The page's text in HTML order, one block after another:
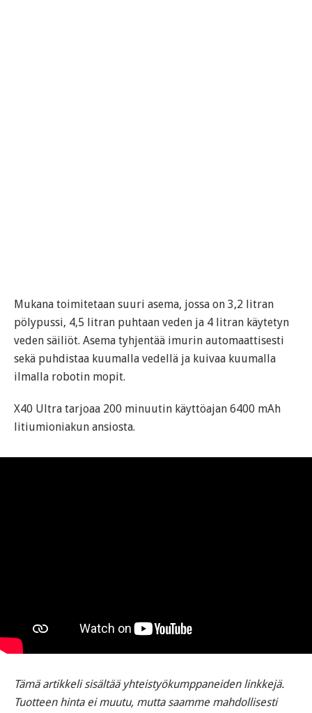
Mukana toimitetaan suuri asema, jossa on 3,2 litran
pölypussi, 4,5 litran puhtaan veden ja 4 litran käytetyn
veden säiliöt. Asema tyhjentää imurin automaattisesti
sekä puhdistaa kuumalla vedellä ja kuivaa kuumalla
ilmalla robotin mopit.
X40 Ultra tarjoaa 200 minuutin käyttöajan 6400 mAh
litiumioniakun ansiosta.
Tämä artikkeli sisältää yhteistyökumppaneiden linkkejä.
Tuotteen hinta ei muutu, mutta saamme mahdollisesti